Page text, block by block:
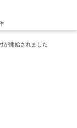
が開始されました